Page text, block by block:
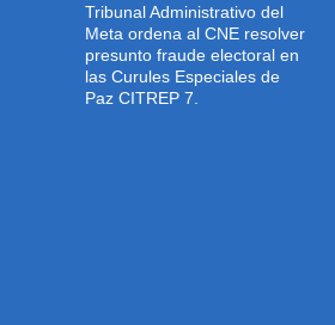
Tribunal Administrativo del
Meta ordena al CNE resolver
presunto fraude electoral en
las Curules Especiales de
Paz CITREP 7.